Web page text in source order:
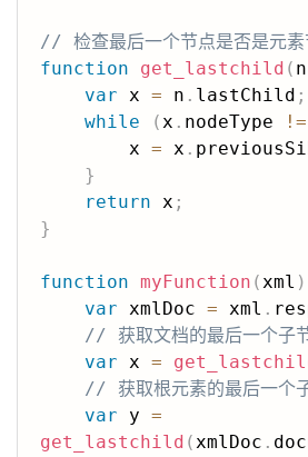
// 检查最后一个节点是否是元素
function
get_lastchild ( n
var x = n . lastChild ;
while
(x . nodeType !=
        x
= x .
}
return x ;
}
function myFunction (xml )
var xmlDoc = xml .
// 获取文档的最后一个子
var x =
// 获取根元素的最后一个
var y =
get_lastchild (xmlDoc .